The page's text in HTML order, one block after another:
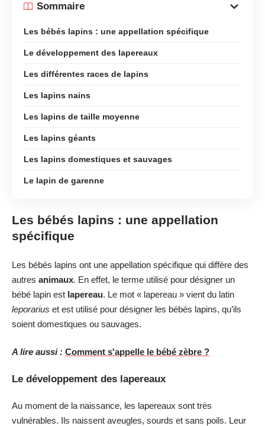
Sommaire
Les bébés lapins : une appellation spécifique
Le développement des lapereaux
Les différentes races de lapins
Les lapins nains
Les lapins de taille moyenne
Les lapins géants
Les lapins domestiques et sauvages
Le lapin de garenne
Les bébés lapins : une appellation
spécifique
Les bébés lapins ont une appellation spécifique qui diffère des
autres animaux. En effet, le terme utilisé pour désigner un
bébé lapin est lapereau. Le mot « lapereau » vient du latin
leporarius et est utilisé pour désigner les bébés lapins, qu’ils
soient domestiques ou sauvages.
A lire aussi : Comment s'appelle le bébé zèbre ?
Le développement des lapereaux
Au moment de la naissance, les lapereaux sont très
vulnérables. Ils naissent aveugles, sourds et sans poils. Leur